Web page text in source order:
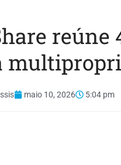
reúne
maio 10, 2026 5:04 pm